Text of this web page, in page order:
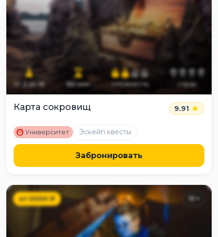
от 2до 10 60мин сложность страх
Карта сокровищ 9.91
M Университет Эскейп квесты
Забронировать
от5000₽ 12 +